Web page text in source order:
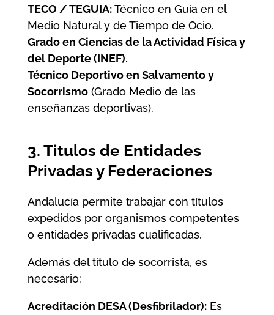
TECO / TEGUIA:Técnico en Guía en el
Medio Natural y de Tiempo de Ocio.
Grado en Ciencias de la Actividad Física y
del Deporte (INEF).
Técnico Deportivo en Salvamento y
Socorrismo(Grado Medio de las
enseñanzas deportivas).
3. Titulos de Entidades
Privadas y Federaciones
Andalucía permite trabajar con títulos
expedidos por organismos competentes
o entidades privadas cualificadas,
Además del título de socorrista, es
necesario:
Acreditación DESA (Desfibrilador):Es